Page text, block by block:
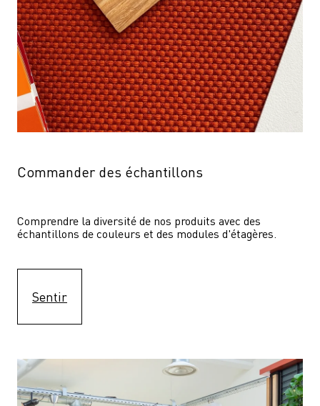
Commander des échantillons
Comprendre la diversité de nos produits avec des
échantillons de couleurs et des modules d'étagères.
Sentir